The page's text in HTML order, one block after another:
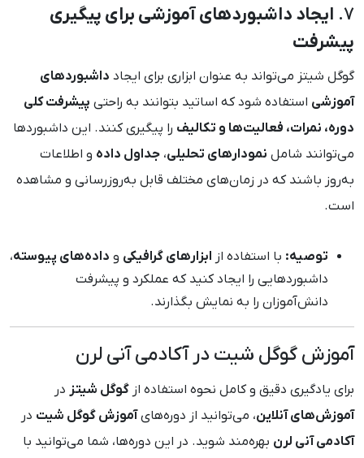
7. ایجاد داشبوردهای آموزشی برای پیگیری
پیشرفت
گوگل شیتز می‌تواند به عنوان ابزاری برای ایجاد داشبوردهای
آموزشی استفاده شود که اساتید بتوانند به راحتی پیشرفت کلی
دوره، نمرات، فعالیت‌ها و تکالیف را پیگیری کنند. این داشبوردها
می‌توانند شامل نمودارهای تحلیلی، جداول داده و اطلاعات
به‌روز باشند که در زمان‌های مختلف قابل به‌روزرسانی و مشاهده
است.
توصیه: با استفاده از ابزارهای گرافیکی و داده‌های پیوسته،
داشبوردهایی را ایجاد کنید که عملکرد و پیشرفت
دانش‌آموزان را به نمایش بگذارند.
آموزش گوگل شیت در آکادمی آنی لرن
برای یادگیری دقیق و کامل نحوه استفاده از گوگل شیتز در
آموزش‌های آنلاین، می‌توانید از دوره‌هایآموزش گوگل شیت در
آکادمی آنی لرن بهره‌مند شوید. در این دوره‌ها، شما می‌توانید با